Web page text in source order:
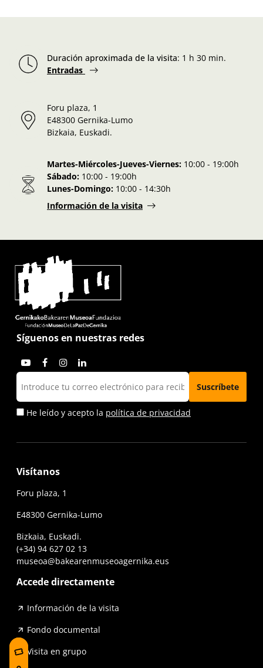
Duración aproximada de la visita: 1 h 30 min.
Entradas
Foru plaza, 1
E48300 Gernika-Lumo
Bizkaia, Euskadi.
Martes-Miércoles-Jueves-Viernes: 10:00 - 19:00h
Sábado: 10:00 - 19:00h
Lunes-Domingo: 10:00 - 14:30h
Información de la visita
Síguenos en nuestras redes
He leído y acepto la política de privacidad
Visítanos
Foru plaza, 1
E48300 Gernika-Lumo
Bizkaia, Euskadi.
(+34) 94 627 02 13
museoa@bakearenmuseoagernika.eus
Accede directamente
Información de la visita
Fondo documental
Visita en grupo